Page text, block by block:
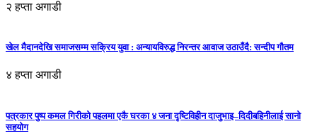
२ हप्ता अगाडी
खेल मैदानदेखि समाजसम्म सक्रिय युवा : अन्यायविरुद्ध निरन्तर आवाज उठाउँदै: सन्दीप गौतम
४ हप्ता अगाडी
पत्रकार पुष्प कमल गिरीको पहलमा एकै घरका ४ जना दृष्टिविहीन दाजुभाइ–दिदीबहिनीलाई सानो
सहयोग